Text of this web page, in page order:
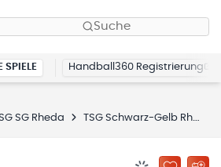
Suche
SPIELE Handball360 Registrierung
SG Rheda TSG Schwarz-Gelb Rheda